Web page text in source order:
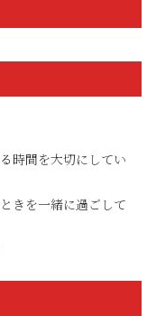
時間を大切にしてい
きを一緒に過ごして